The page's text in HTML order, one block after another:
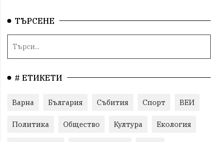
ТЪРСЕНЕ
# ЕТИКЕТИ
Варна България Събития Спорт ВЕИ
Политика Общество Култура Екология